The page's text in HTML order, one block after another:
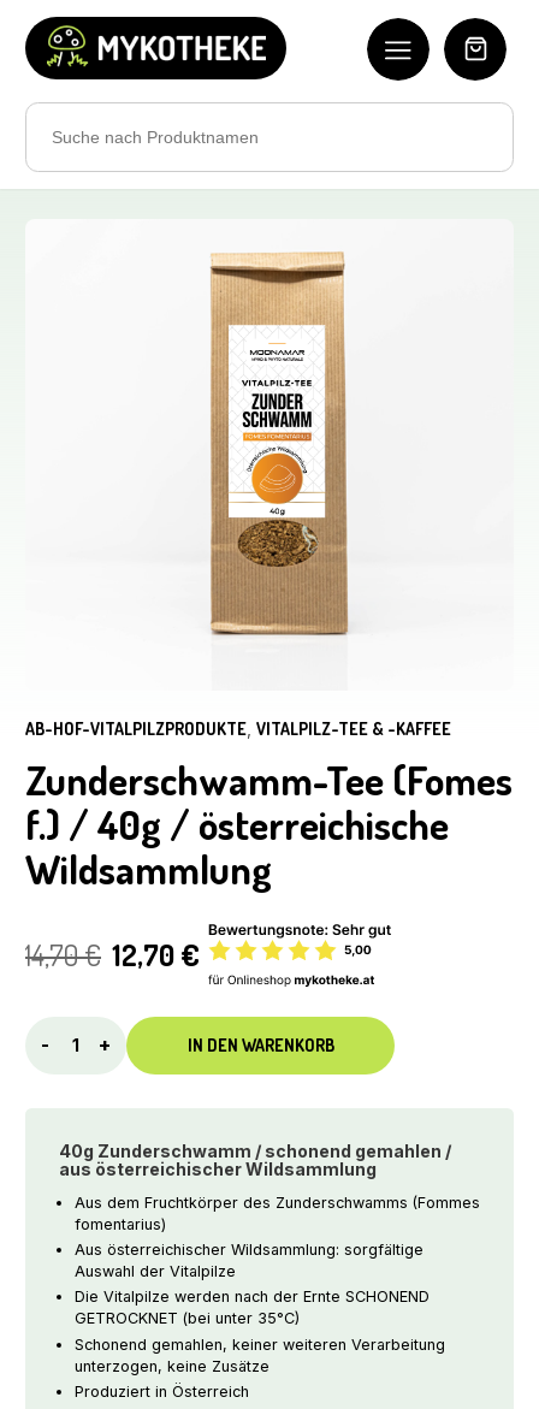
for:
AB-HOF-VITALPILZPRODUKTE VITALPILZ-TEE & -KAFFEE
Zunderschwamm-Tee (Fomes
f.) / 40g / österreichische
Wildsammlung
14,70€ Ursprünglicher
war:
14,70 €
12,70€ Aktueller
Preis
ist:
12,70 €.
-
Zunderschwamm-
Tee
österreichische
Wildsammlung
Menge
+ IN DEN WARENKORB
40g Zunderschwamm / schonend gemahlen /
aus österreichischer Wildsammlung
Aus dem Fruchtkörper des Zunderschwamms (Fommes
fomentarius)
Aus österreichischer Wildsammlung: sorgfältige
Auswahl der Vitalpilze
Die Vitalpilze werden nach der Ernte SCHONEND
GETROCKNET (bei unter 35°C)
Schonend gemahlen, keiner weiteren Verarbeitung
unterzogen, keine Zusätze
Produziert in Österreich